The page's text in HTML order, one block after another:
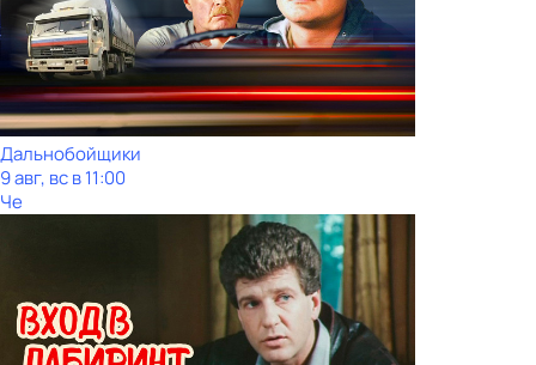
Дальнобойщики
9 авг, вс в 11:00
Че